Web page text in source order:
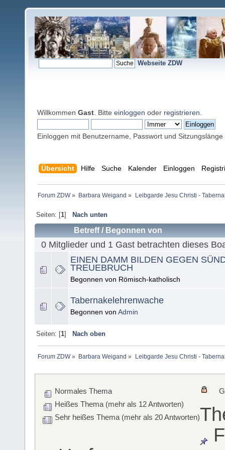
Webseite ZDW
Willkommen Gast . Bitte einloggen oder registrieren
Einloggen mit Benutzername, Passwort und Sitzungslänge
Übersicht Hilfe Suche Kalender Einloggen
Forum ZDW» Barbara Weigand » Leibgarde Jesu Christi -
Seiten: [1] Nach unten
Betreff/ Begonnen von
0 Mitglieder und 1 Gast betrachten dieses
EINEN DAMM BILDEN GEGEN
TREUEBRUCH
Begonnen von Römisch-katholisch
Tabernakelehrenwache
Begonnen von Admin
Seiten: [1] Nach oben
Forum ZDW» Barbara Weigand » Leibgarde Jesu Christi -
Normales Thema
Heißes Thema (mehr als 12 Antworten)
Sehr heißes Thema (mehr als 20 Antworten)